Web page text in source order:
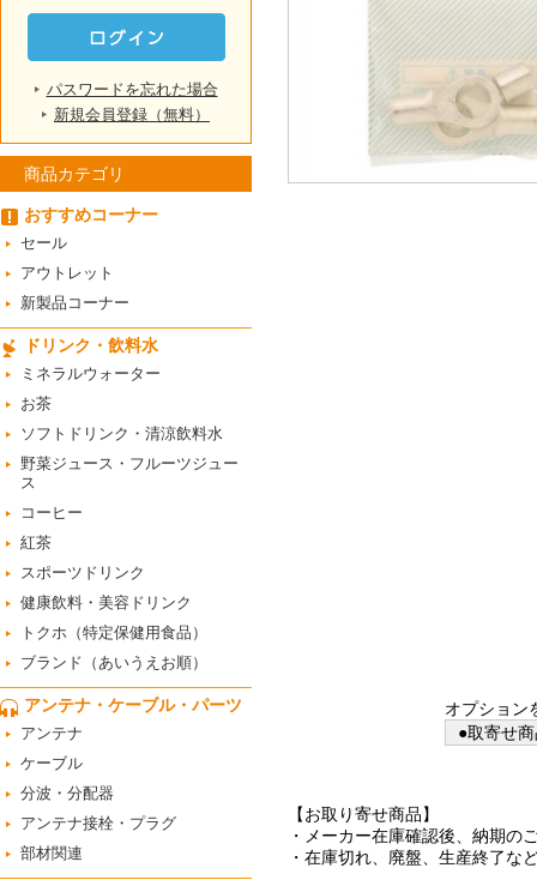
パスワードを忘れた場合
新規会員登録（無料）
商品カテゴリ
おすすめコーナー
セール
アウトレット
新製品コーナー
ドリンク・飲料水
ミネラルウォーター
お茶
ソフトドリンク・清涼飲料水
野菜ジュース・フルーツジュー
ス
コーヒー
紅茶
スポーツドリンク
健康飲料・美容ドリンク
トクホ（特定保健用食品）
ブランド（あいうえお順）
アンテナ・ケーブル・パーツ
アンテナ
ケーブル
分波・分配器
アンテナ接栓・プラグ
部材関連
オプション
●取寄せ
【お取り寄せ商品】
・メーカー在庫確認後、納期の
・在庫切れ、廃盤、生産終了な